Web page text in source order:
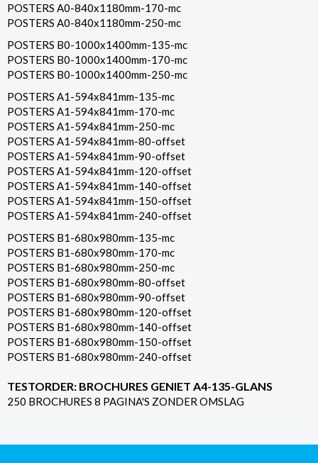
POSTERS A0-840x1180mm-170-mc
POSTERS A0-840x1180mm-250-mc
POSTERS B0-1000x1400mm-135-mc
POSTERS B0-1000x1400mm-170-mc
POSTERS B0-1000x1400mm-250-mc
POSTERS A1-594x841mm-135-mc
POSTERS A1-594x841mm-170-mc
POSTERS A1-594x841mm-250-mc
POSTERS A1-594x841mm-80-offset
POSTERS A1-594x841mm-90-offset
POSTERS A1-594x841mm-120-offset
POSTERS A1-594x841mm-140-offset
POSTERS A1-594x841mm-150-offset
POSTERS A1-594x841mm-240-offset
POSTERS B1-680x980mm-135-mc
POSTERS B1-680x980mm-170-mc
POSTERS B1-680x980mm-250-mc
POSTERS B1-680x980mm-80-offset
POSTERS B1-680x980mm-90-offset
POSTERS B1-680x980mm-120-offset
POSTERS B1-680x980mm-140-offset
POSTERS B1-680x980mm-150-offset
POSTERS B1-680x980mm-240-offset
TESTORDER: BROCHURES GENIET A4-135-GLANS
250 BROCHURES 8 PAGINA'S ZONDER OMSLAG